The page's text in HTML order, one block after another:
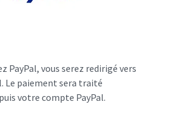
PayPal, vous serez redirigé vers
Le paiement sera traité
votre compte PayPal.